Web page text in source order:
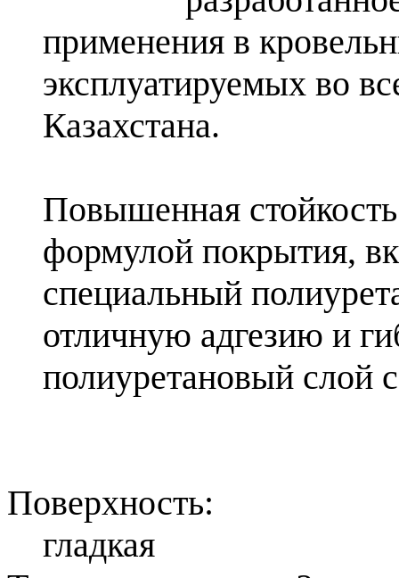
применения в
эксплуатируемых во
Казахстана.
Повышенная
формулой покрытия,
специальный
отличную адгезию и
полиуретановый слой
Поверхность:
гладкая